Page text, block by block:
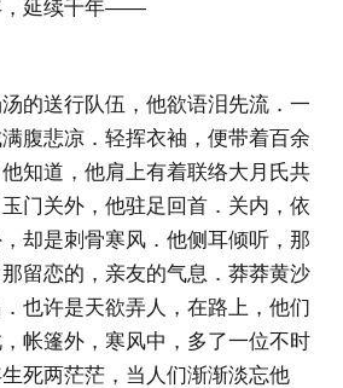
，延续千年——
的送行队伍，他欲语泪先流．一
腹悲凉．轻挥衣袖，便带着百余
知道，他肩上有着联络大月氏共
门关外，他驻足回首．关内，依
却是刺骨寒风．他侧耳倾听，那
留恋的，亲友的气息．莽莽黄沙
也许是天欲弄人，在路上，他们
帐篷外，寒风中，多了一位不时
死两茫茫，当人们渐渐淡忘他